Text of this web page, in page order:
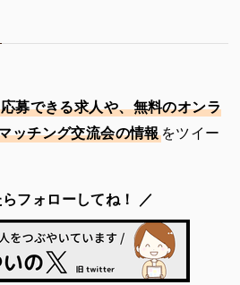
募できる求人や、無料のオンラ
ッチング交流会の情報をツイー
フォローしてね！ ／